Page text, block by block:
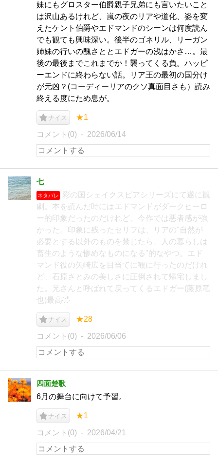
妹にもグロスター伯爵親子兄弟にも言いたいこと
は沢山あるけれど、嵐の夜のリアや道化、姿を変
えたケント伯爵やエドマンドのシーンは何度読ん
でも観ても興味深い。後半のゴネリル、リーガン
姉妹の行いの醜さととエドガーの浅はかさ…。最
後の最後までこれまでか！襲ってくる負。ハッピ
ーエンドに終わらない話。リア王の最初の国分け
が元凶？(コーディーリアのクソ真面目さも）読み
終える度にため息が。
ナイス ★1
コメント(0) 2026/06/14
七
ネタバレ
彩の国シェイクスピアシリーズにて遂に観
劇。本を読んだ時にはエドマンドがダークヒーロ
ー的印象だったのだけれど、今作では悪者感が強
かった。印象に残ったセリフは、リアの"自然が
必要とする以外のものを禁じたら、人の暮らしは
畜生のような惨めなものになる"的なやつ。エド
マンド役の矢崎広を目当てに観に行ったのだけれ
ど、石原さとみの美しさに圧倒されて帰宅しまし
た。兄さんと呼ばれて戻ってくるエドガー(藤原竜
也)最高🤣
ナイス ★28
コメント(0) 2026/06/06
四面楚歌
6月の舞台に向けて予習。
ナイス ★1
コメント(0) 2026/04/21